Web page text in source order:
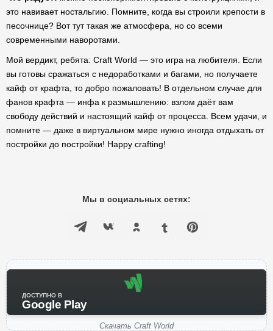
это навивает ностальгию. Помните, когда вы строили крепости в
песочнице? Вот тут такая же атмосфера, но со всеми
современными наворотами.
Мой вердикт, ребята: Craft World — это игра на любителя. Если
вы готовы сражаться с недоработками и багами, но получаете
кайф от крафта, то добро пожаловать! В отдельном случае для
фанов крафта — инфа к размышлению: взлом даёт вам
свободу действий и настоящий кайф от процесса. Всем удачи, и
помните — даже в виртуальном мире нужно иногда отдыхать от
постройки до постройки! Happy crafting!
Мы в социальных сетях:
ДОСТУПНО В
Google Play
Скачать Craft World